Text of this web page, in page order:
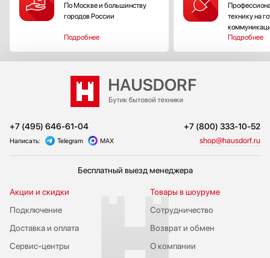
По Москве и большинству
городов России
Подробнее
технику на
Подробнее
+7 (495) 646-61-04 +7 (800) 333-10-52
Написать: Telegram MAX shop@hausdorf.ru
Бесплатный выезд менеджера
Акции и скидки
Подключение
Сервис-центры
Доставка и оплата
Сотрудничество
Возврат и обмен
Товары в шоуруме
О компании